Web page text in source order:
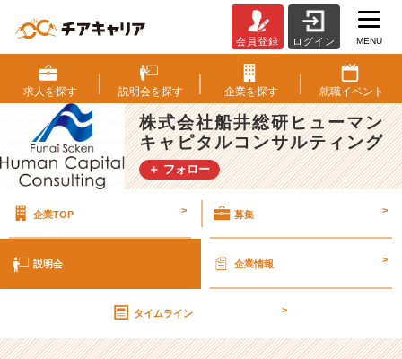
式
会
社
船
井
総
研
ー
キ
ャ
会員登録 ログイン MENU
求人を探す 説明会を探す 企業を探す 就職イベント
株式会社船井総研ヒューマン
キャピタルコンサルティング
＋ フォロー
企業TOP > 募集 >
説明会 企業情報 >
タイムライン >